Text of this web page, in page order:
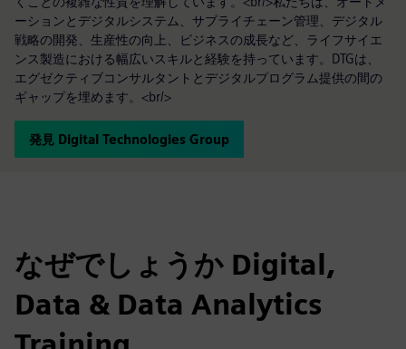
ーションとデジタルシステム、サプライチェーン管理、デジタル
戦略の開発、生産性の向上、ビジネスの成長など、ライフサイエ
ンス製造における幅広いスキルと経験を持っています。DTGは、
エグゼクティブコンサルタントとデジタルプログラム提供の間の
ギャップを埋めます。<br/>
発見 Digital Technologies Group
なぜでしょうか Digital,
Data & Data Analytics